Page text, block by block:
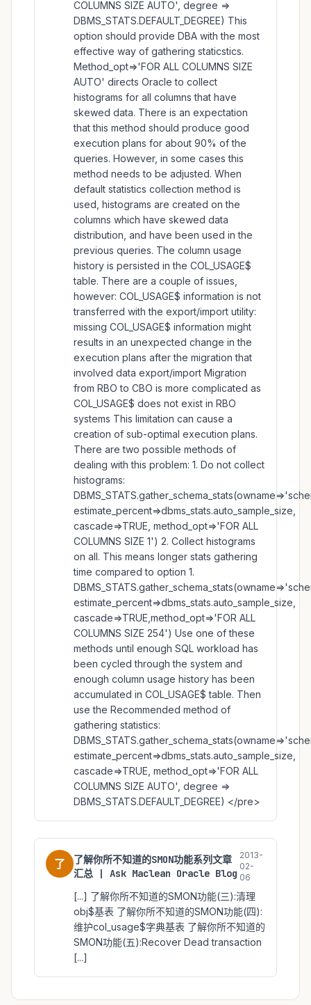
COLUMNS SIZE AUTO', degree =>
DBMS_STATS.DEFAULT_DEGREE) This
option should provide DBA with the most
effective way of gathering staticstics.
Method_opt=>'FOR ALL COLUMNS SIZE
AUTO' directs Oracle to collect
histograms for all columns that have
skewed data. There is an expectation
that this method should produce good
execution plans for about 90% of the
queries. However, in some cases this
method needs to be adjusted. When
default statistics collection method is
used, histograms are created on the
columns which have skewed data
distribution, and have been used in the
previous queries. The column usage
history is persisted in the COL_USAGE$
table. There are a couple of issues,
however: COL_USAGE$ information is not
transferred with the export/import utility:
missing COL_USAGE$ information might
results in an unexpected change in the
execution plans after the migration that
involved data export/import Migration
from RBO to CBO is more complicated as
COL_USAGE$ does not exist in RBO
systems This limitation can cause a
creation of sub-optimal execution plans.
There are two possible methods of
dealing with this problem: 1. Do not collect
histograms:
estimate_percent=>dbms_stats.auto_sample_size,
cascade=>TRUE, method_opt=>'FOR ALL
COLUMNS SIZE 1') 2. Collect histograms
on all. This means longer stats gathering
time compared to option 1.
estimate_percent=>dbms_stats.auto_sample_size,
cascade=>TRUE,method_opt=>'FOR ALL
COLUMNS SIZE 254') Use one of these
methods until enough SQL workload has
been cycled through the system and
enough column usage history has been
accumulated in COL_USAGE$ table. Then
use the Recommended method of
gathering statistics:
estimate_percent=>dbms_stats.auto_sample_size,
cascade=>TRUE, method_opt=>'FOR ALL
COLUMNS SIZE AUTO', degree =>
DBMS_STATS.DEFAULT_DEGREE) </pre>
了
了解你所不知道的SMON功能系列文章
汇总 | Ask Maclean Oracle Blog
2013-
02-
06
[...] 了解你所不知道的SMON功能(三):清理
obj$基表 了解你所不知道的SMON功能(四):
维护col_usage$字典基表 了解你所不知道的
SMON功能(五):Recover Dead transaction
[...]